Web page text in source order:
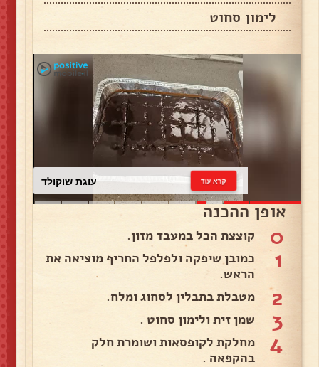
לימון סחוט
עוגת שוקולד קרא עוד
אופן ההכנה
0 קוצצת הכל במעבד מזון.
1
כמובן שיפקה ולפלפל החריף מוציאה את
הראש.
2 מטבלת בתבלין לסחוג ומלח.
3 שמן זית ולימון סחוט .
4
מחלקת לקופסאות ושומרת חלק
בהקפאה .